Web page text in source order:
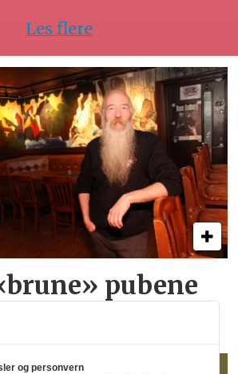
Les flere
pubene
og personvern